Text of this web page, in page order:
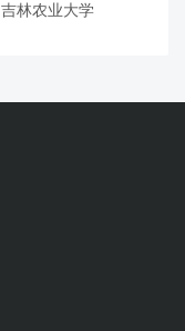
吉林农业大学